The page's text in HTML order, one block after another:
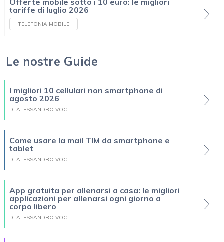
Offerte mobile sotto i 10 euro: le migliori
tariffe di luglio 2026
TELEFONIA MOBILE
Le nostre Guide
I migliori 10 cellulari non smartphone di
agosto 2026
DI ALESSANDRO VOCI
Come usare la mail TIM da smartphone e
tablet
DI ALESSANDRO VOCI
App gratuita per allenarsi a casa: le migliori
applicazioni per allenarsi ogni giorno a
corpo libero
DI ALESSANDRO VOCI